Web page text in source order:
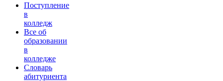
Поступление
в
колледж
Все об
образовании
в
колледже
Словарь
абитуриента